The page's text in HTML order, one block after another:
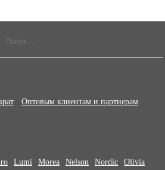
Оптовым клиентам и партнерам
Lumi Morea Nelson Nordic
Olivia